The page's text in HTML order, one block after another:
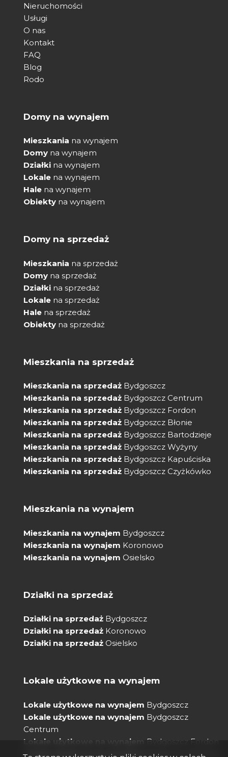
Domy na wynajem
Mieszkania na wynajem
Domy na wynajem
Działki na wynajem
Lokale na wynajem
Hale na wynajem
Obiekty na wynajem
Domy na sprzedaż
Mieszkania na sprzedaż
Domy na sprzedaż
Działki na sprzedaż
Lokale na sprzedaż
Hale na sprzedaż
Obiekty na sprzedaż
Nieruchomości
Usługi
O nas
Kontakt
FAQ
Blog
Rodo
Mieszkania na sprzedaż
Mieszkania na sprzedaż Bydgoszcz
Mieszkania na sprzedaż Bydgoszcz Centrum
Mieszkania na sprzedaż Bydgoszcz Fordon
Mieszkania na sprzedaż Bydgoszcz Błonie
Mieszkania na sprzedaż Bydgoszcz Bartodzieje
Mieszkania na sprzedaż Bydgoszcz Wyżyny
Mieszkania na sprzedaż Bydgoszcz Kapuściska
Mieszkania na sprzedaż Bydgoszcz Czyżkówko
Mieszkania na wynajem
Mieszkania na wynajem Bydgoszcz
Mieszkania na wynajem Koronowo
Mieszkania na wynajem Osielsko
Działki na sprzedaż
Działki na sprzedaż Bydgoszcz
Działki na sprzedaż Koronowo
Działki na sprzedaż Osielsko
Lokale użytkowe na wynajem
Lokale użytkowe na wynajem Bydgoszcz
Lokale użytkowe na wynajem Bydgoszcz
Centrum
Lokale użytkowe na wynajem Bydgoszcz Fordon
Lokale użytkowe na wynajem
Bydgoszcz Bielawy